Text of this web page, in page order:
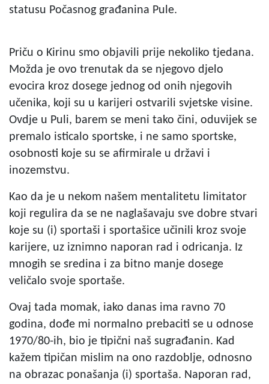
statusu Počasnog građanina Pule.
Priču o Kirinu smo objavili prije nekoliko tjedana.
Možda je ovo trenutak da se njegovo djelo
evocira kroz dosege jednog od onih njegovih
učenika, koji su u karijeri ostvarili svjetske visine.
Ovdje u Puli, barem se meni tako čini, oduvijek se
premalo isticalo sportske, i ne samo sportske,
osobnosti koje su se afirmirale u državi i
inozemstvu.
Kao da je u nekom našem mentalitetu limitator
koji regulira da se ne naglašavaju sve dobre stvari
koje su (i) sportaši i sportašice učinili kroz svoje
karijere, uz iznimno naporan rad i odricanja. Iz
mnogih se sredina i za bitno manje dosege
veličalo svoje sportaše.
Ovaj tada momak, iako danas ima ravno 70
godina, dođe mi normalno prebaciti se u odnose
1970/80-ih, bio je tipični naš sugrađanin. Kad
kažem tipičan mislim na ono razdoblje, odnosno
na obrazac ponašanja (i) sportaša. Naporan rad,